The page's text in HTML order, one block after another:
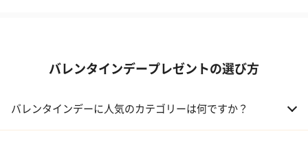
バレンタインデープレゼントの選び方
バレンタインデーに人気のカテゴリーは何ですか？